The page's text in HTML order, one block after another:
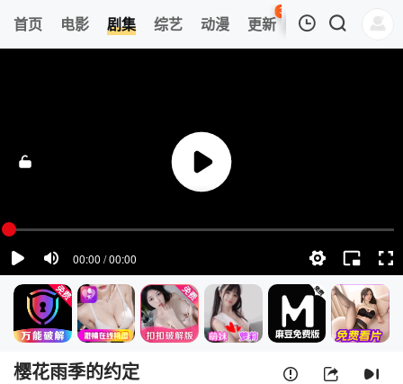
首页 电影 剧集 综艺 动漫 更新
39
热榜 APP
清空
樱花雨季的约定